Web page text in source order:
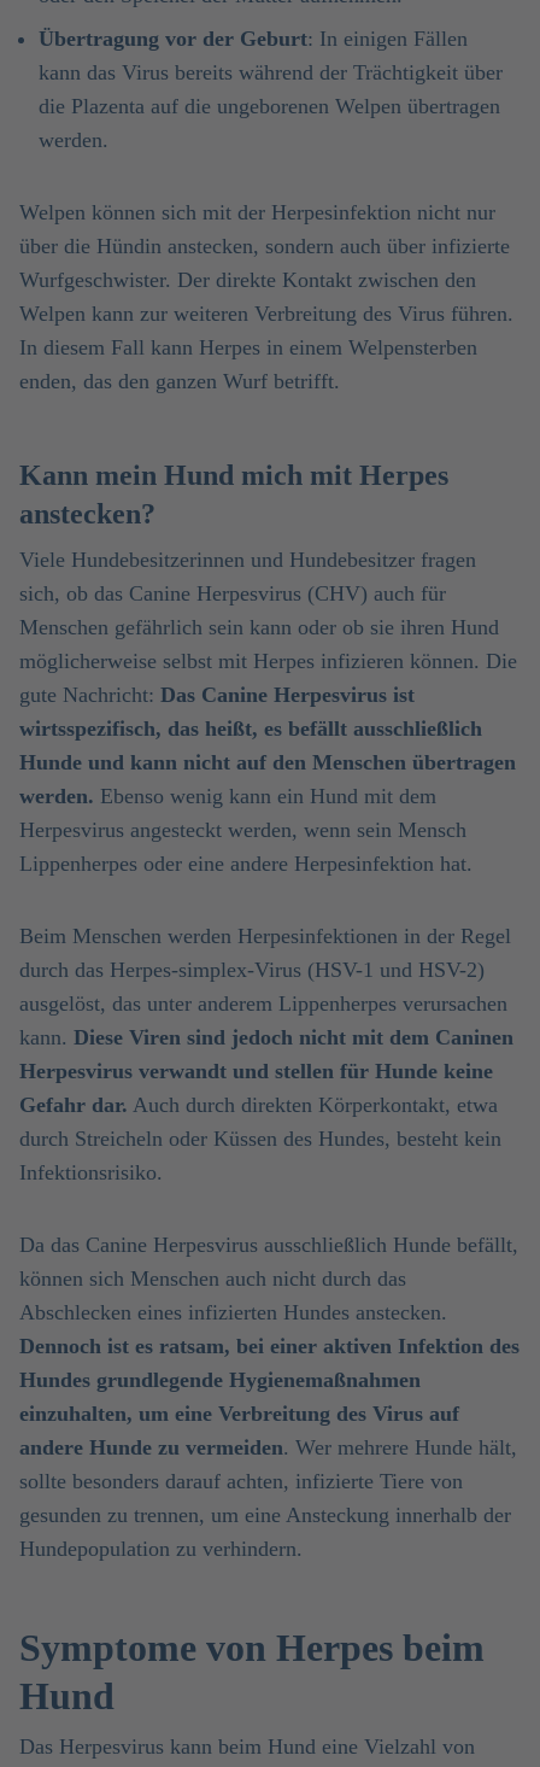
Übertragung vor der Geburt: In einigen Fällen
kann das Virus bereits während der Trächtigkeit über
die Plazenta auf die ungeborenen Welpen übertragen
werden.
Welpen können sich mit der Herpesinfektion nicht nur
über die Hündin anstecken, sondern auch über infizierte
Wurfgeschwister. Der direkte Kontakt zwischen den
Welpen kann zur weiteren Verbreitung des Virus führen.
In diesem Fall kann Herpes in einem Welpensterben
enden, das den ganzen Wurf betrifft.
Kann mein Hund mich mit Herpes
anstecken?
Viele Hundebesitzerinnen und Hundebesitzer fragen
sich, ob das Canine Herpesvirus (CHV) auch für
Menschen gefährlich sein kann oder ob sie ihren Hund
möglicherweise selbst mit Herpes infizieren können. Die
gute Nachricht: Das Canine Herpesvirus ist
wirtsspezifisch, das heißt, es befällt ausschließlich
Hunde und kann nicht auf den Menschen übertragen
werden. Ebenso wenig kann ein Hund mit dem
Herpesvirus angesteckt werden, wenn sein Mensch
Lippenherpes oder eine andere Herpesinfektion hat.
Beim Menschen werden Herpesinfektionen in der Regel
durch das Herpes-simplex-Virus (HSV-1 und HSV-2)
ausgelöst, das unter anderem Lippenherpes verursachen
kann. Diese Viren sind jedoch nicht mit dem Caninen
Herpesvirus verwandt und stellen für Hunde keine
Gefahr dar. Auch durch direkten Körperkontakt, etwa
durch Streicheln oder Küssen des Hundes, besteht kein
Infektionsrisiko.
Da das Canine Herpesvirus ausschließlich Hunde befällt,
können sich Menschen auch nicht durch das
Abschlecken eines infizierten Hundes anstecken.
Dennoch ist es ratsam, bei einer aktiven Infektion des
Hundes grundlegende Hygienemaßnahmen
einzuhalten, um eine Verbreitung des Virus auf
andere Hunde zu vermeiden. Wer mehrere Hunde hält,
sollte besonders darauf achten, infizierte Tiere von
gesunden zu trennen, um eine Ansteckung innerhalb der
Hundepopulation zu verhindern.
Symptome von Herpes beim
Hund
Das Herpesvirus kann beim Hund eine Vielzahl von